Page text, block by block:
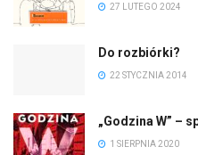
27 LUTEGO 2024
Do rozbiórki?
22 STYCZNIA 2014
„Godzina W” –
1 SIERPNIA 2020